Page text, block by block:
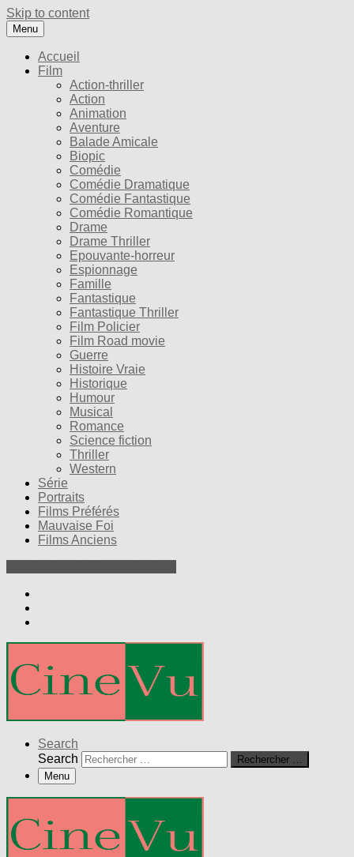
Skip to content
Menu
Accueil
Film
Action-thriller
Action
Animation
Aventure
Balade Amicale
Biopic
Comédie
Comédie Dramatique
Comédie Fantastique
Comédie Romantique
Drame
Drame Thriller
Epouvante-horreur
Espionnage
Famille
Fantastique
Fantastique Thriller
Film Policier
Film Road movie
Guerre
Histoire Vraie
Historique
Humour
Musical
Romance
Science fiction
Thriller
Western
Série
Portraits
Films Préférés
Mauvaise Foi
Films Anciens
Search
Search
Rechercher …
Menu